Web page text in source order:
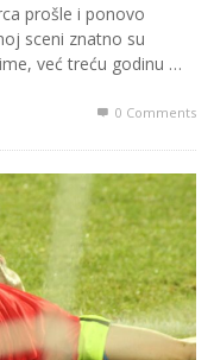
prošle i ponovo
sceni znatno su
već treću godinu …
0 Comments